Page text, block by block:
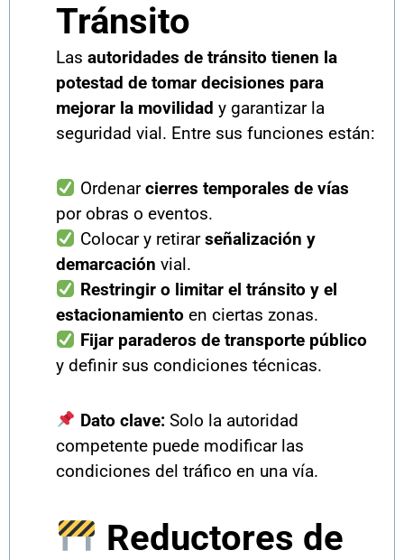
Tránsito
Las autoridades de tránsito tienen la
potestad de tomar decisiones para
mejorar la movilidad y garantizar la
seguridad vial. Entre sus funciones están:
Ordenarcierres temporales de vías
por obras o eventos.
Colocar y retirarseñalización y
demarcación vial.
Restringir o limitar el tránsito y el
estacionamiento en ciertas zonas.
Fijar paraderos de transporte público
y definir sus condiciones técnicas.
Dato clave:Solo la autoridad
competente puede modificar las
condiciones del tráfico en una vía.
Reductores de